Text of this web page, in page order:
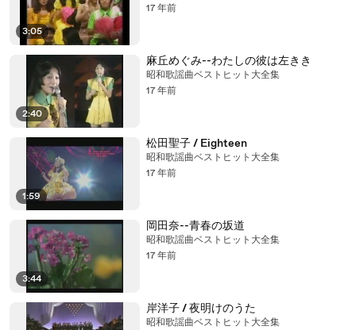
3:05
17 年前
2:40
麻丘めぐみ--わたしの彼は左きき
昭和歌謡曲ベストヒット大全集
17 年前
1:59
松田聖子 / Eighteen
昭和歌謡曲ベストヒット大全集
17 年前
3:44
岡田奈--青春の坂道
昭和歌謡曲ベストヒット大全集
17 年前
岸洋子 / 夜明けのうた
昭和歌謡曲ベストヒット大全集